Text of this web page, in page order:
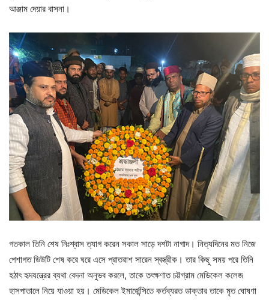
আঞ্জাম দেয়ার বাসনা।
গতকাল তিনি শেষ নিঃশ্বাস ত্যাগ করেন সকাল সাড়ে দশটা নাগাদ। নিত্যদিনের মত নিজে
পেশাগত ডিউটি শেষ করে ঘরে এসে প্রাতরাশ সারেন স্বস্ত্রীক। তার কিছু সময় পরে তিনি
হঠাৎ হৃদযন্ত্রের ব্যথা বেদনা অনুভব করলে, তাকে তৎক্ষণাত চট্টগ্রাম মেডিকেল কলেজ
হাসপাতালে নিয়ে যাওয়া হয়। মেডিকেল ইমার্জেন্সিতে কর্তব্যরত ডাক্তার তাকে মৃত ঘোষণা